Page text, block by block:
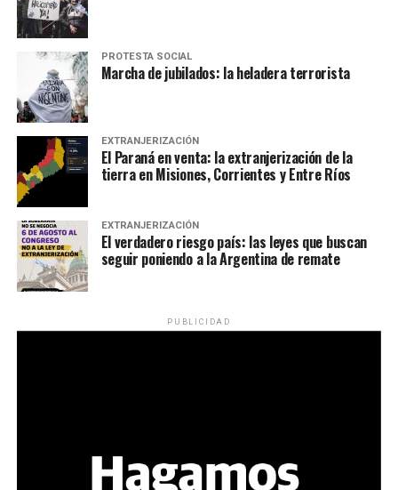
PROTESTA SOCIAL
Marcha de jubilados: la heladera terrorista
EXTRANJERIZACIÓN
El Paraná en venta: la extranjerización de la
tierra en Misiones, Corrientes y Entre Ríos
EXTRANJERIZACIÓN
El verdadero riesgo país: las leyes que buscan
seguir poniendo a la Argentina de remate
PUBLICIDAD